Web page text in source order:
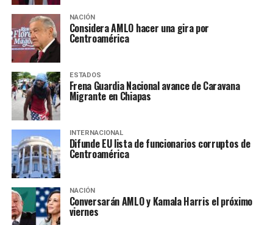
NACIÓN
Considera AMLO hacer una gira por
Centroamérica
ESTADOS
Frena Guardia Nacional avance de Caravana
Migrante en Chiapas
INTERNACIONAL
Difunde EU lista de funcionarios corruptos de
Centroamérica
NACIÓN
Conversarán AMLO y Kamala Harris el próximo
viernes